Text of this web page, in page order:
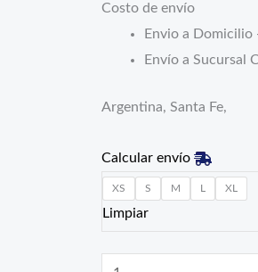
Costo de envío
Envio a
Envío a Sucursal
Argentina, Santa Fe,
Calcular envío
XS S M XL
Limpiar